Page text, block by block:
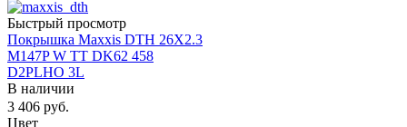
Быстрый просмотр
Покрышка Maxxis DTH 26X2.3
M147P W TT DK62 458
D2PLHO 3L
В наличии
3 406 руб.
Цвет